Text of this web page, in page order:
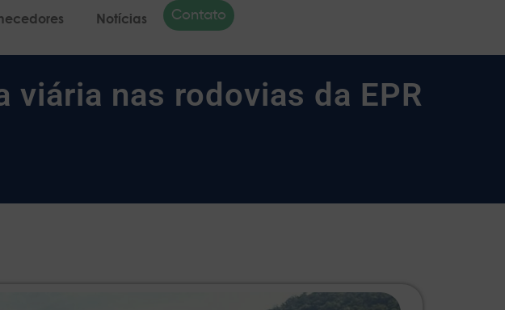
Notícias Contato
nas rodovias da EPR